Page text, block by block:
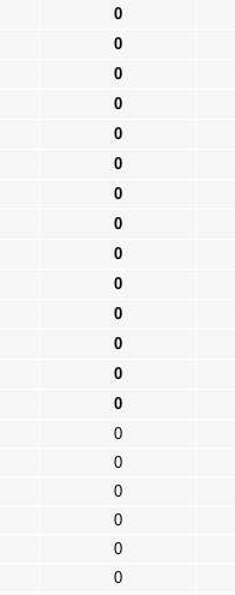
0
0
0
0
0
0
0
0
0
0
0
0
0
0
0
0
0
0
0
0